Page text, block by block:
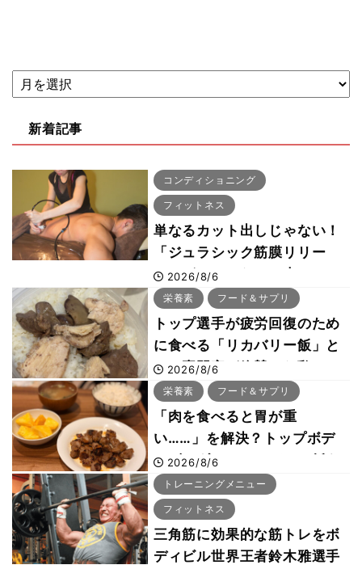
新着記事
コンディショニング
フィットネス
単なるカット出しじゃない！
「ジュラシック筋膜リリー
ス」が口コミだけで大ヒット
した納得の理由 木澤大祐が
解説
2026/8/6
栄養素 フード＆サプリ
トップ選手が疲労回復のため
に食べる「リカバリー飯」と
は？専門家が絶賛した鶏レバ
ー活用法
2026/8/6
栄養素 フード＆サプリ
「肉を食べると胃が重
い……」を解決？トップボデ
ィビルダーのリカバリー飯を
専門家がロジカル解説
2026/8/6
トレーニングメニュー
フィットネス
三角筋に効果的な筋トレをボ
ディビル世界王者鈴木雅選手